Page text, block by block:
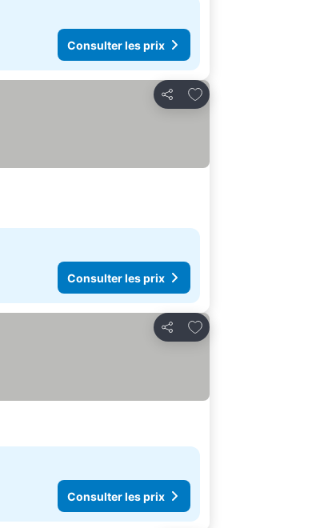
Consulter les prix
Partager
Ajouter à mes favoris
Consulter les prix
Partager
Ajouter à mes favoris
Consulter les prix